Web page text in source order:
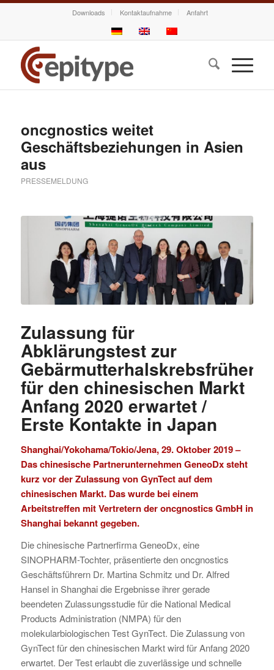
Downloads Kontaktaufnahme Anfahrt
oncgnostics weitet
Geschäftsbeziehungen in Asien
aus
PRESSEMELDUNG
Zulassung für
Abklärungstest zur
für den chinesischen Markt
Anfang 2020 erwartet /
Erste Kontakte in Japan
Shanghai/Yokohama/Tokio/Jena, 29. Oktober 2019 –
Das chinesische PartnerunternehmenGeneoDxsteht
kurz vor der Zulassung von GynTect auf dem
chinesischen Markt. Das wurde bei einem
Arbeitstreffen mit Vertretern deroncgnostics GmbH in
Shanghai bekannt gegeben.
Die chinesische Partnerfirma GeneoDx, eine
SINOPHARM-Tochter, präsentierte den oncgnostics
Geschäftsführern Dr. Martina Schmitz und Dr. Alfred
Hansel in Shanghai die Ergebnisse ihrer gerade
beendeten Zulassungsstudie für die National Medical
Products Administration (NMPA) für den
molekularbiologischen Test GynTect. Die Zulassung von
GynTect für den chinesischen Markt wird für Anfang 2020
erwartet. Der Test erlaubt die zuverlässige und schnelle